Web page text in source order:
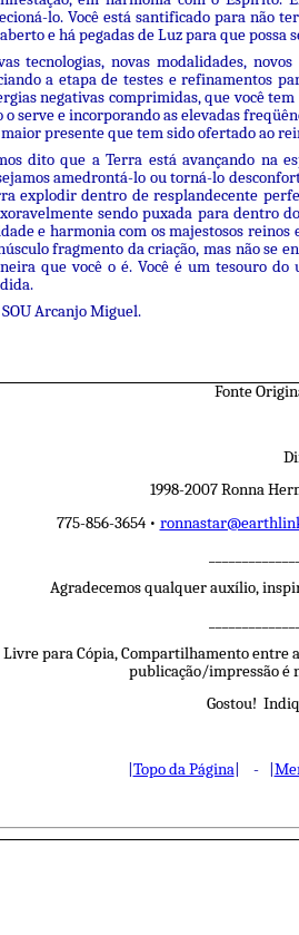
lo. Você está santificado para não
e há pegadas de Luz para que possa
tecnologias, novas modalidades,
a etapa de testes e refinamentos
negativas comprimidas, que você
o serve e incorporando as elevadas
maior presente que tem sido ofertado ao
dito que a Terra está avançando na
amedrontá-lo ou torná-lo
explodir dentro de resplandecente
sendo puxada para dentro
e harmonia com os majestosos
fragmento da criação, mas não se
que você o é. Você é um tesouro
SOU Arcanjo Miguel.
Fonte
1998-2007 Ronna
775-856-3654 •
Agradecemos qualquer auxílio,
Livre para Cópia, Compartilhamento entre
publicação/impressão é
Gostou!
Topo da Página| - |